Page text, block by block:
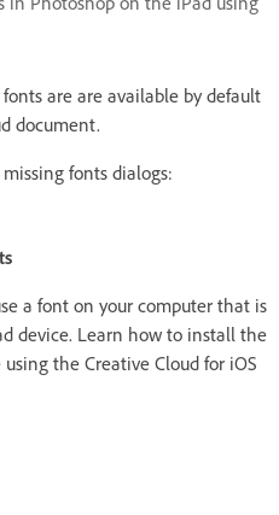
are are available by default
document.
fonts dialogs:
a font on your computer that is
device. Learn how to install the
the Creative Cloud for iOS